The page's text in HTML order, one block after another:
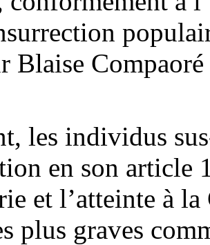
Blaise
les individus
en son article
et l’atteinte à
plus graves